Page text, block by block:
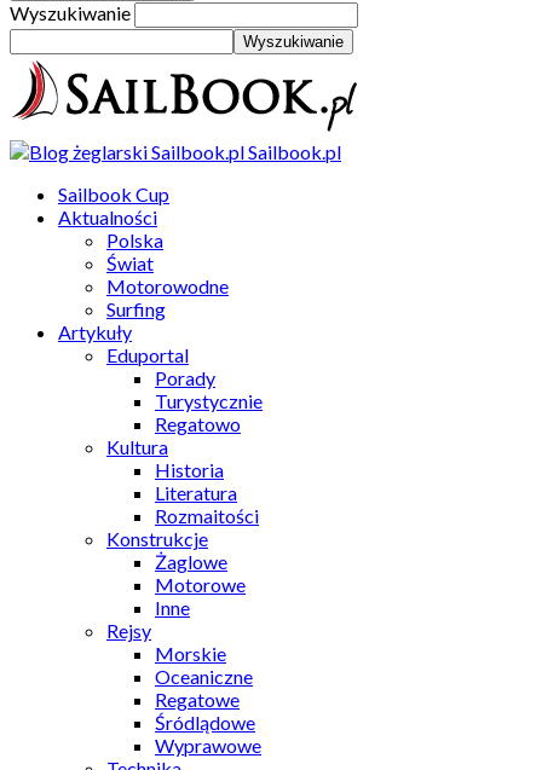
Wyszukiwanie
Sailbook.pl
Sailbook Cup
Aktualności
Polska
Świat
Motorowodne
Surfing
Artykuły
Eduportal
Porady
Turystycznie
Regatowo
Kultura
Historia
Literatura
Rozmaitości
Konstrukcje
Żaglowe
Motorowe
Inne
Rejsy
Morskie
Oceaniczne
Regatowe
Śródlądowe
Wyprawowe